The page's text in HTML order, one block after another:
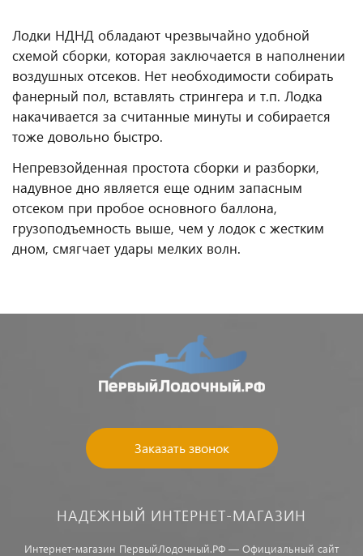
Лодки НДНД обладают чрезвычайно удобной
схемой сборки, которая заключается в наполнении
воздушных отсеков. Нет необходимости собирать
фанерный пол, вставлять стрингера и т.п. Лодка
накачивается за считанные минуты и собирается
тоже довольно быстро.
Непревзойденная простота сборки и разборки,
надувное дно является еще одним запасным
отсеком при пробое основного баллона,
грузоподъемность выше, чем у лодок с жестким
дном, смягчает удары мелких волн.
Заказать звонок
НАДЕЖНЫЙ ИНТЕРНЕТ-МАГАЗИН
Интернет-магазин ПервыйЛодочный.РФ — Официальный сайт